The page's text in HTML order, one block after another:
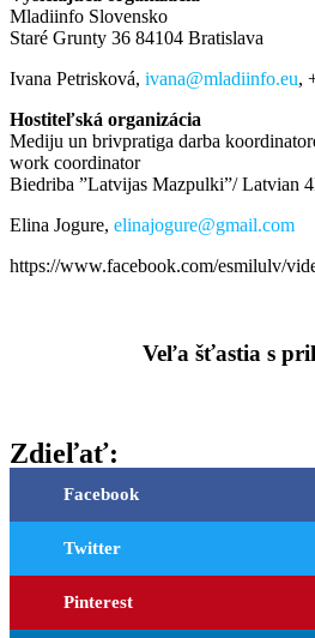
Mladiinfo Slovensko
Staré Grunty 36 84104 Bratislava
Ivana Petrisková, ivana@mladiinfo.eu,
Hostiteľská organizácia
Mediju un brivpratiga darba
work coordinator
Biedriba ”Latvijas Mazpulki”/ Latvian
Elina Jogure, elinajogure@gmail.com
https://www.facebook.com/esmilulv/
Veľa šťastia s
Zdieľať:
Facebook
Twitter
Pinterest